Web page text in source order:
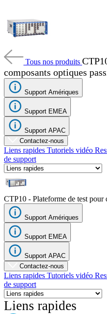
Soutien
Services
Acheter
Ressources
Contactez-
nous
S'enregistrer
Se
connecter
Entreprise
Emploi
Partenaires
Fournisseurs
Tous nos produits
composants optiques
Support Amériques
Support EMEA
Support APAC
Contactez-nous
Liens rapides Tutoriels vidéo
de support
CTP10 - Plateforme de test pour
Support Amériques
Support EMEA
Support APAC
Contactez-nous
Liens rapides Tutoriels vidéo
de support
Liens rapides